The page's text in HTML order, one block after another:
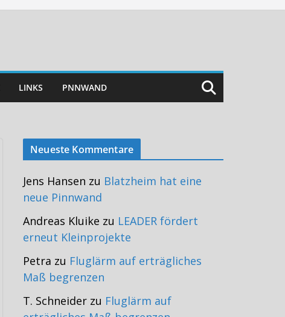
LINKS PNNWAND
Neueste Kommentare
Jens Hansen zu Blatzheim hat eine
neue Pinnwand
Andreas Kluike zu LEADER fördert
erneut Kleinprojekte
Petra zu Fluglärm auf erträgliches
Maß begrenzen
T. Schneider zu Fluglärm auf